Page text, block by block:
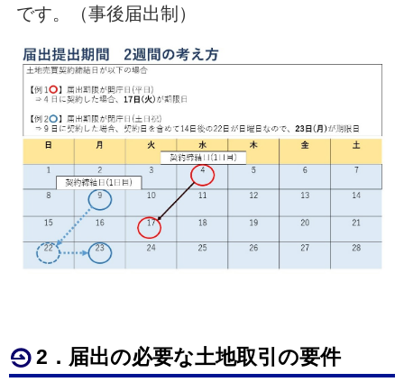
です。（事後届出制）
2．届出の必要な土地取引の要件